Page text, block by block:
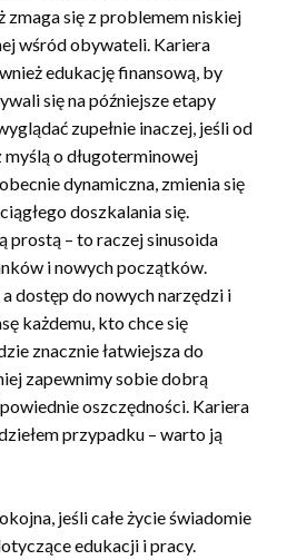
zmaga się z problemem niskiej
wśród obywateli. Kariera
edukację finansową, by
się na późniejsze etapy
zupełnie inaczej, jeśli od
o długoterminowej
dynamiczna, zmienia się
doszkalania się.
prostą – to raczej sinusoida
i nowych początków.
dostęp do nowych narzędzi i
każdemu, kto chce się
znacznie łatwiejsza do
zapewnimy sobie dobrą
oszczędności. Kariera
przypadku – warto ją
jeśli całe życie świadomie
edukacji i pracy.